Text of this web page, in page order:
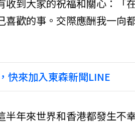
到大家的祝福和關心：「
喜歡的事。交際應酬我一向
快來加入東森新聞LINE
半年來世界和香港都發生不